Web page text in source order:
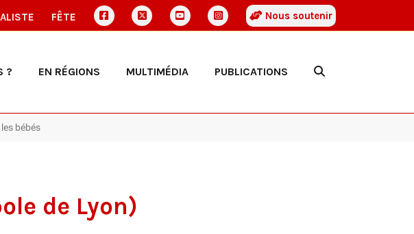
FÊTE Nous soutenir
? EN RÉGIONS MULTIMÉDIA PUBLICATIONS
bébés
de Lyon)